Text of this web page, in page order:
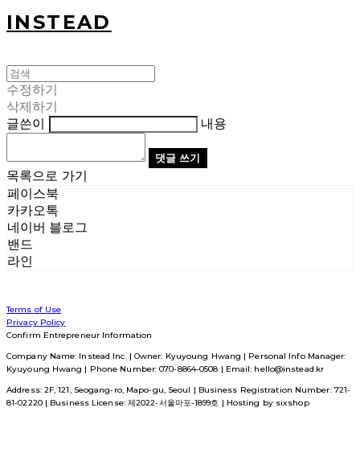
INSTEAD
수정하기
삭제하기
글쓴이
내용
댓글 쓰기
목록으로 가기
페이스북
카카오톡
네이버 블로그
밴드
라인
Terms of Use
Privacy Policy
Confirm Entrepreneur Information
Company Name: Instead Inc. | Owner: Kyuyoung Hwang | Personal Info Manager:
Kyuyoung Hwang | Phone Number: 070-8864-0508 | Email: hello@instead.kr
Address: 2F, 121, Seogang-ro, Mapo-gu, Seoul | Business Registration Number: 721-
81-02220| Business License: 제2022-서울마포-1899호 | Hosting by sixshop